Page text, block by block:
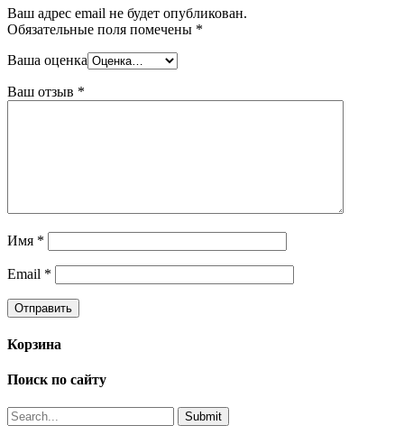
Ваш адрес email не будет опубликован.
Обязательные поля помечены *
Ваша оценка
Ваш отзыв *
Имя *
Email *
Корзина
Поиск по сайту